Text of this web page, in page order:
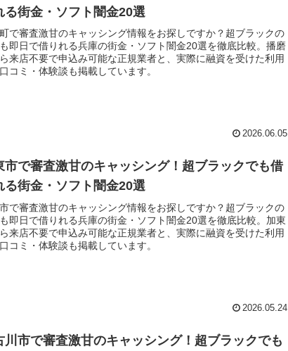
る街金・ソフト闇金20選
で審査激甘のキャッシング情報をお探しですか？超ブラックの
即日で借りれる兵庫の街金・ソフト闇金20選を徹底比較。播磨
来店不要で申込み可能な正規業者と、実際に融資を受けた利用
コミ・体験談も掲載しています。
2026.06.05
市で審査激甘のキャッシング！超ブラックでも借
る街金・ソフト闇金20選
で審査激甘のキャッシング情報をお探しですか？超ブラックの
即日で借りれる兵庫の街金・ソフト闇金20選を徹底比較。加東
来店不要で申込み可能な正規業者と、実際に融資を受けた利用
コミ・体験談も掲載しています。
2026.05.24
川市で審査激甘のキャッシング！超ブラックでも